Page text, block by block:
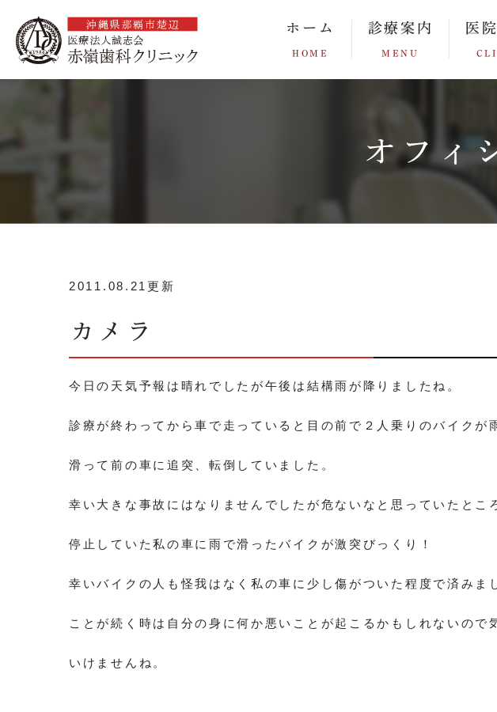
ホーム
HOME
診療案内
MENU
医
オフィ
2011.08.21更新
カメラ
今日の天気予報は晴れでしたが午後は結構雨が降りましたね。
診療が終わってから車で走っていると目の前で２人乗りのバイクが
滑って前の車に追突、転倒していました。
幸い大きな事故にはなりませんでしたが危ないなと思っていたとこ
停止していた私の車に雨で滑ったバイクが激突びっくり！
幸いバイクの人も怪我はなく私の車に少し傷がついた程度で済みま
ことが続く時は自分の身に何か悪いことが起こるかもしれないので
いけませんね。